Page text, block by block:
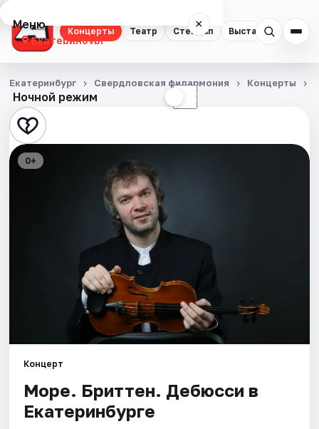
Концерты Театр Стендап Выставки
Меню ×
Екатеринбург
Концерты
Театр
Стендап
Площадки
Артисты
Ночной режим ☾
Екатеринбург Свердловская филармония Концерты
0+
Концерт
Море. Бриттен. Дебюсси в
Екатеринбурге